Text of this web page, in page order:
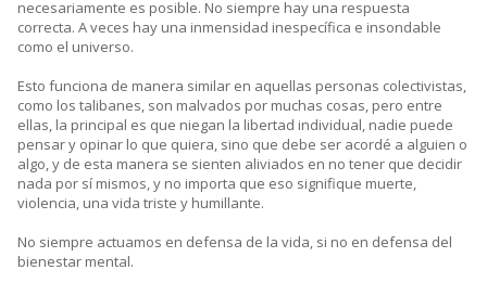
necesariamente es posible. No siempre hay una respuesta
correcta. A veces hay una inmensidad inespecífica e insondable
como el universo.
Esto funciona de manera similar en aquellas personas colectivistas,
como los talibanes, son malvados por muchas cosas, pero entre
ellas, la principal es que niegan la libertad individual, nadie puede
pensar y opinar lo que quiera, sino que debe ser acordé a alguien o
algo, y de esta manera se sienten aliviados en no tener que decidir
nada por sí mismos, y no importa que eso signifique muerte,
violencia, una vida triste y humillante.
No siempre actuamos en defensa de la vida, si no en defensa del
bienestar mental.